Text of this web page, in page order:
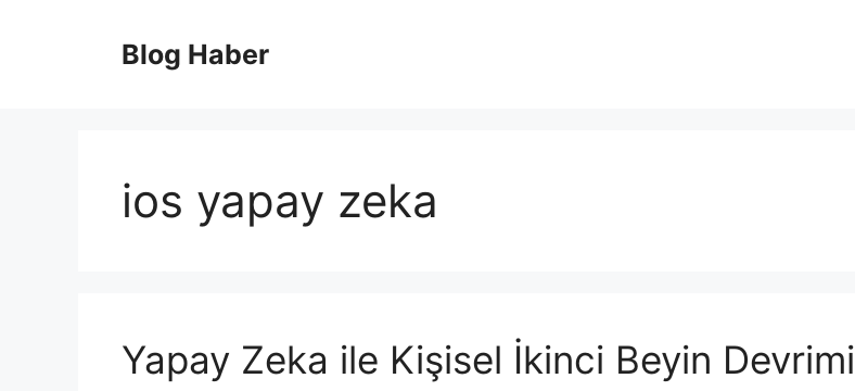
Blog Haber
ios yapay zeka
Yapay Zeka ile Kişisel İkinci Beyin Devrimi